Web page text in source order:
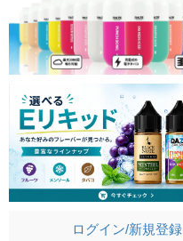
ログイン/新規登録